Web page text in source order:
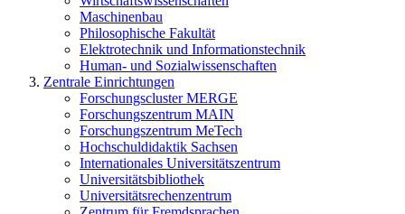
Maschinenbau
Philosophische Fakultät
Elektrotechnik und Informationstechnik
Human- und Sozialwissenschaften
Zentrale Einrichtungen
Forschungscluster MERGE
Forschungszentrum MAIN
Forschungszentrum MeTech
Hochschuldidaktik Sachsen
Internationales Universitätszentrum
Universitätsbibliothek
Universitätsrechenzentrum